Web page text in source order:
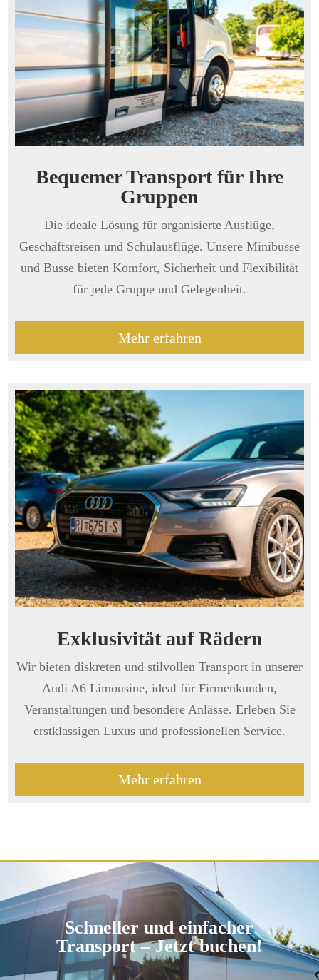
Bequemer Transport für Ihre
Gruppen
Die ideale Lösung für organisierte Ausflüge,
Geschäftsreisen und Schulausflüge. Unsere Minibusse
und Busse bieten Komfort, Sicherheit und Flexibilität
für jede Gruppe und Gelegenheit.
Mehr erfahren
Exklusivität auf Rädern
Wir bieten diskreten und stilvollen Transport in unserer
Audi A6 Limousine, ideal für Firmenkunden,
Veranstaltungen und besondere Anlässe. Erleben Sie
erstklassigen Luxus und professionellen Service.
Mehr erfahren
Schneller und einfacher
Transport – Jetzt buchen!